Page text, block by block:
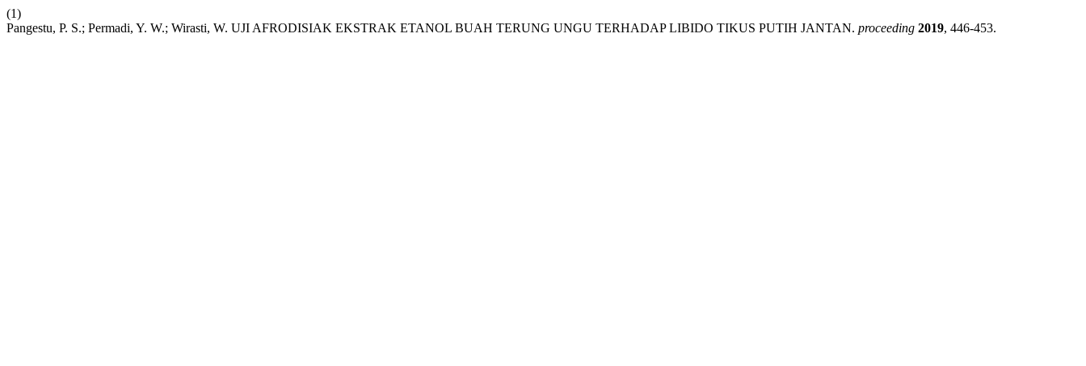
(1)
Pangestu, P. S.; Permadi, Y. W.; Wirasti, W. UJI AFRODISIAK EKSTRAK ETANOL BUAH TERUNG UNGU TERHADAP LIBIDO TIKUS PUTIH JANTAN. proceeding 2019, 446-453.